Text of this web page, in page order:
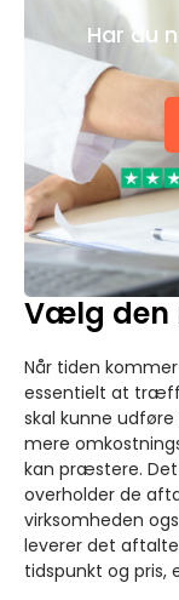
Har du
Vælg den
Når tiden
essentielt at
skal kunne
mere
kan præstere.
overholder de
virksomheden
leverer det
tidspunkt og pris,